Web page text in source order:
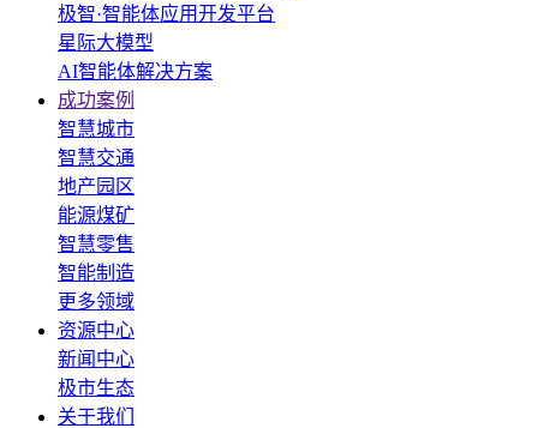
极智·智能体应用开发平台
星际大模型
AI智能体解决方案
成功案例
智慧城市
智慧交通
地产园区
能源煤矿
智慧零售
智能制造
更多领域
资源中心
新闻中心
极市生态
关于我们